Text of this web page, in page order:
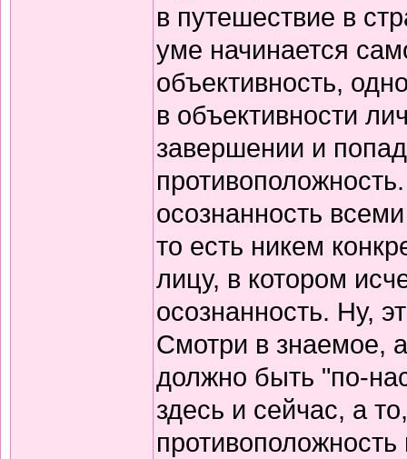
в путешествие в
уме начинается
объективность,
в объективности
завершении и
осознанность
то есть никем
лицу, в котором
осознанность. Ну,
Смотри в знаемое,
должно быть "по-
здесь и сейчас, а